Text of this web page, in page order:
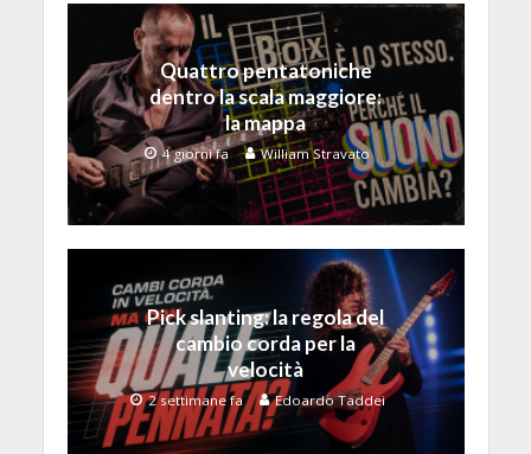
Quattro pentatoniche
dentro la scala maggiore:
la mappa
4 giorni fa William Stravato
Pick slanting: la regola del
cambio corda per la
velocità
2 settimane fa Edoardo Taddei